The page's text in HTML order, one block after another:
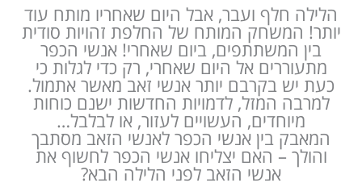
הלילה חלף ועבר, אבל היום שאחריו מותח עוד
יותר! המשחק המותח של החלפת זהויות סודית
בין המשתתפים, ביום שאחרי! אנשי הכפר
מתעוררים אל היום שאחרי, רק כדי לגלות כי
כעת יש בקרבם יותר אנשי זאב מאשר אתמול.
למרבה המזל, לדמויות החדשות ישנם כוחות
מיוחדים, העשויים לעזור, או לבלבל…
המאבק בין אנשי הכפר לאנשי הזאב מסתבך
והולך – האם יצליחו אנשי הכפר לחשוף את
אנשי הזאב לפני הלילה הבא?